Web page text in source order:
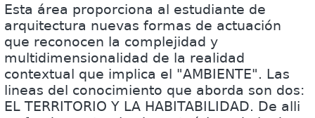
Esta área proporciona al estudiante de
arquitectura nuevas formas de actuación
que reconocen la complejidad y
multidimensionalidad de la realidad
contextual que implica el "AMBIENTE". Las
lineas del conocimiento que aborda son dos:
EL TERRITORIO Y LA HABITABILIDAD. De alli